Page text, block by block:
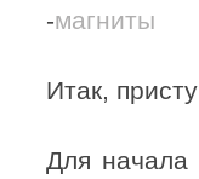
-магниты
Итак,
Для начала